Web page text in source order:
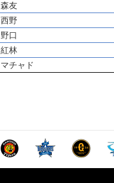
森友
西野
野口
紅林
マチャド